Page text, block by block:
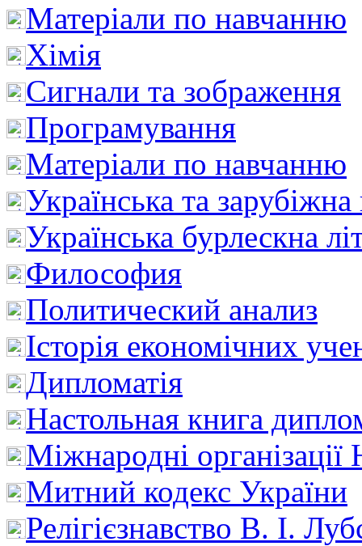
Матеріали по навчанню
Хімія
Сигнали та зображення
Програмування
Матеріали по навчанню
Українська та зарубіжна
Українська бурлескна
Философия
Политический анализ
Історія економічних
Дипломатія
Настольная книга
Міжнародні
Митний кодекс України
Релігієзнавство В. І.